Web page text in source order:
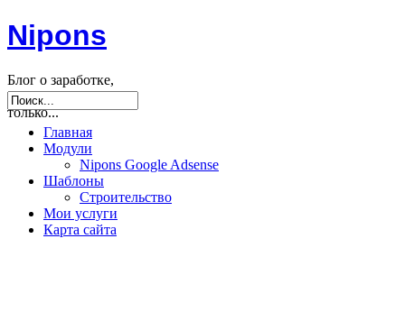
Nipons
Блог о заработке,
seo, joomla и не
только...
Главная
Модули
Nipons Google Adsense
Шаблоны
Строительство
Мои услуги
Карта сайта